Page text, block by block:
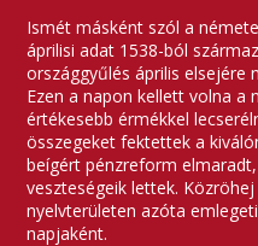
Ismét másként szól a
áprilisi adat 1538-ból
országgyűlés április elsejére
Ezen a napon kellett volna
értékesebb érmékkel
összegeket fektettek a
beígért pénzreform
veszteségeik lettek.
nyelvterületen azóta
napjaként.